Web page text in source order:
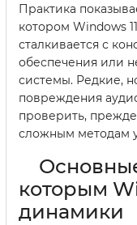
Практика
котором Windows
сталкивается с
обеспечения или
системы. Редкие,
повреждения
проверить,
сложным методам
которым
динамики